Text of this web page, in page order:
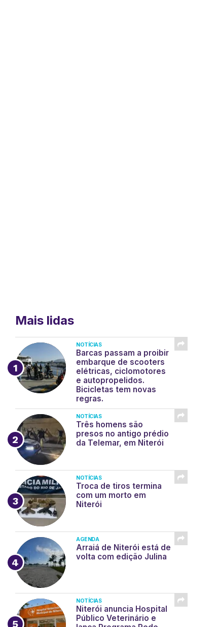
Mais lidas
NOTÍCIAS
Barcas passam a proibir
embarque de scooters
elétricas, ciclomotores
e autopropelidos.
Bicicletas tem novas
regras.
NOTÍCIAS
Três homens são
presos no antigo prédio
da Telemar, em Niterói
NOTÍCIAS
Troca de tiros termina
com um morto em
Niterói
AGENDA
Arraiá de Niterói está de
volta com edição Julina
NOTÍCIAS
Niterói anuncia Hospital
Público Veterinário e